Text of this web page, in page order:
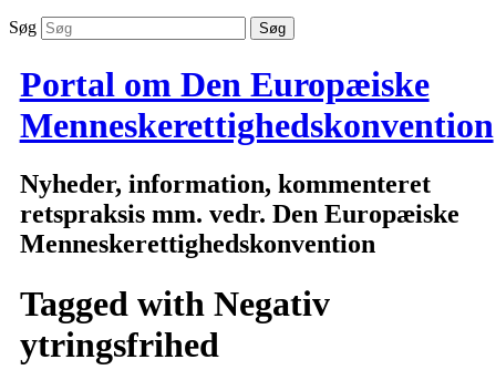
Søg
Portal om Den Europæiske
Menneskerettighedskonvention
Nyheder, information, kommenteret
retspraksis mm. vedr. Den Europæiske
Menneskerettighedskonvention
Tagged with Negativ
ytringsfrihed